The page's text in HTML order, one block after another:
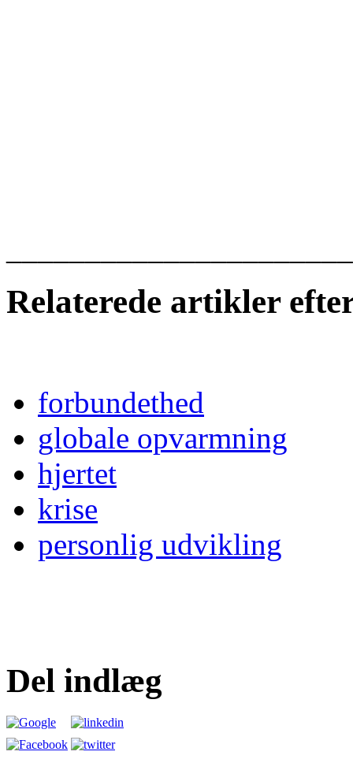
Relaterede artikler
forbundethed
globale opvarmning
hjertet
krise
personlig udvikling
Del indlæg